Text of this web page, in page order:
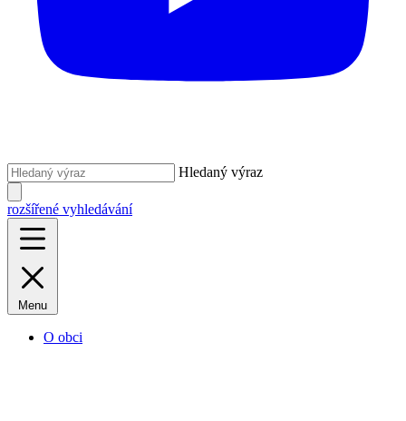
Hledaný výraz
rozšířené vyhledávání
Menu
O obci